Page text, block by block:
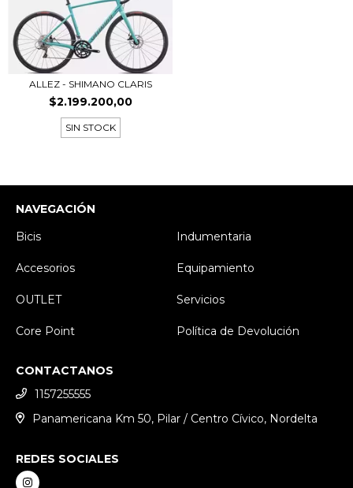
ALLEZ - SHIMANO CLARIS
$2.199.200,00
SIN STOCK
NAVEGACIÓN
Bicis
Indumentaria
Accesorios Equipamiento
OUTLET Servicios
Core Point Política de Devolución
CONTACTANOS
1157255555
Panamericana Km 50, Pilar / Centro Cívico, Nordelta
REDES SOCIALES